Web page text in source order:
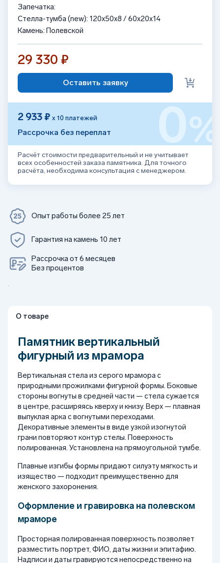
Запечатка:
Стелла-тумба (new): 120x50x8 / 60x20x14
Камень: Полевской
29 330 ₽
Оставить заявку
2 933 ₽ х 10 платежей
Рассрочка без переплат 0%
Расчёт стоимости предварительный и не учитывает
всех особенностей заказа памятника. Для точного
расчёта, необходима консультация с менеджером.
Опыт работы более 25 лет
Гарантия на камень 10 лет
Рассрочка от 6 месяцев
Без процентов
О товаре
Памятник вертикальный
фигурный из мрамора
Вертикальная стела из серого мрамора с
природными прожилками фигурной формы. Боковые
стороны вогнуты в средней части — стела сужается
в центре, расширяясь кверху и книзу. Верх — плавная
выпуклая арка с вогнутыми переходами.
Декоративные элементы в виде узкой изогнутой
грани повторяют контур стелы. Поверхность
полированная. Установлена на прямоугольной тумбе.
Плавные изгибы формы придают силуэту мягкость и
изящество — подходит преимущественно для
женского захоронения.
Оформление и гравировка на полевском
мраморе
Просторная полированная поверхность позволяет
разместить портрет, ФИО, даты жизни и эпитафию.
Надписи и даты гравируются непосредственно на